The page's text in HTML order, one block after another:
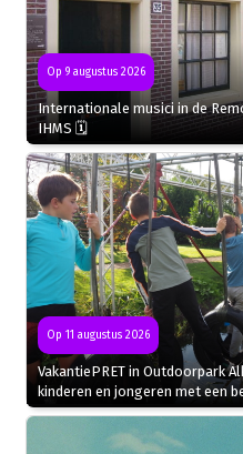
Op 9 augustus 2026
Internationale musici in de
IHMS 🗓
Op 11 augustus 2026
VakantiePRET in Outdoorpark
kinderen en jongeren met een